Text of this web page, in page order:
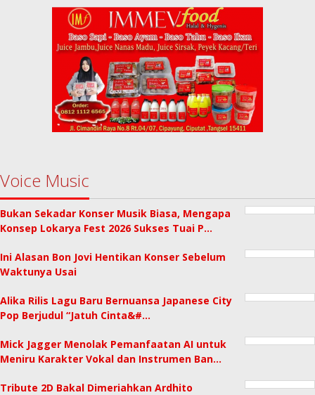
Voice Music
Bukan Sekadar Konser Musik Biasa, Mengapa
Konsep Lokarya Fest 2026 Sukses Tuai P…
Ini Alasan Bon Jovi Hentikan Konser Sebelum
Waktunya Usai
Alika Rilis Lagu Baru Bernuansa Japanese City
Pop Berjudul “Jatuh Cinta&#…
Mick Jagger Menolak Pemanfaatan AI untuk
Meniru Karakter Vokal dan Instrumen Ban…
Tribute 2D Bakal Dimeriahkan Ardhito